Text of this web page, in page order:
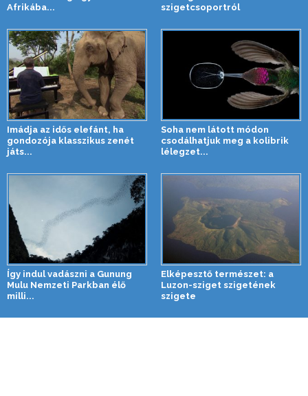
Afrikába...
szigetcsoportról
Imádja az idős elefánt, ha
gondozója klasszikus zenét
játs...
Soha nem látott módon
csodálhatjuk meg a kolibrik
lélegzet...
Így indul vadászni a Gunung
Mulu Nemzeti Parkban élő
milli...
Elképesztő természet: a
Luzon-sziget szigetének
szigete